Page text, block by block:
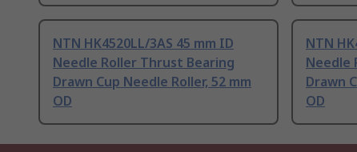
NTN HK4520LL/3AS 45 mm ID
Needle Roller Thrust Bearing
Drawn Cup Needle Roller, 52 mm
OD
NTN
Needle
Drawn
OD